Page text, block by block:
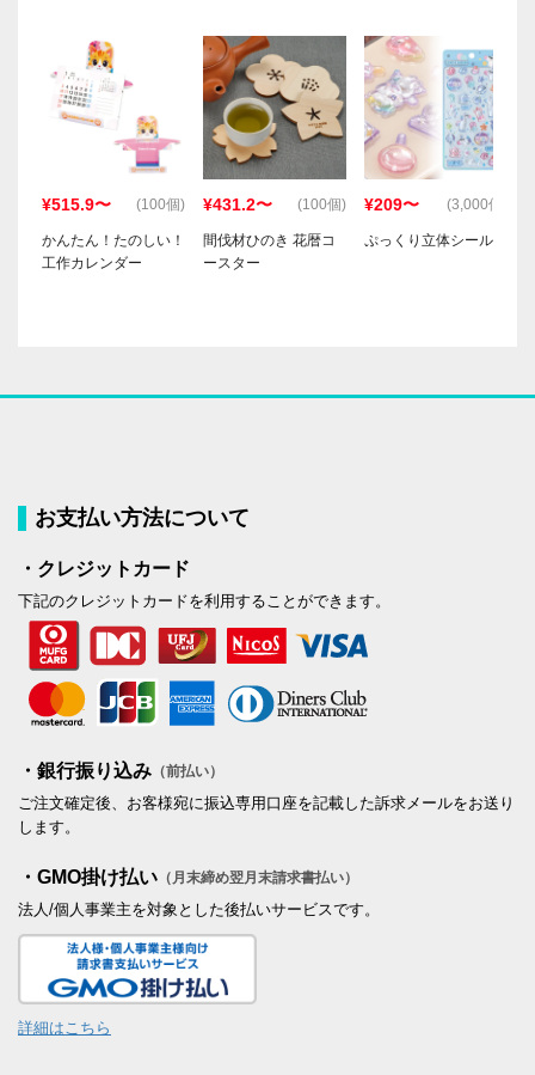
¥515.9〜 (100個)
かんたん！たのしい！
工作カレンダー
¥431.2〜 (100個)
間伐材ひのき 花暦コ
ースター
¥209〜 (3,000個)
ぷっくり立体シール
お支払い方法について
・クレジットカード
下記のクレジットカードを利用することができます。
・銀行振り込み （前払い）
ご注文確定後、お客様宛に振込専用口座を記載した訴求メールをお送り
します。
・GMO掛け払い （月末締め翌月末請求書払い）
法人/個人事業主を対象とした後払いサービスです。
詳細はこちら